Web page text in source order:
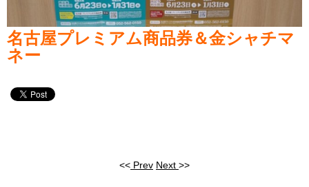
名古屋プレミアム商品券＆金シャチマ
ネー
<< Prev Next >>